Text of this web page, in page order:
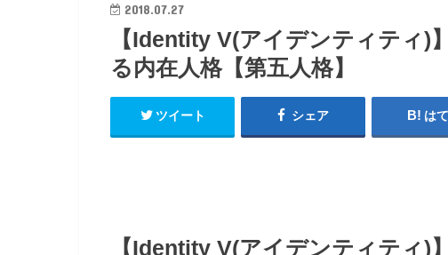
2018.07.27
【Identity V(アイデンティティ)
る内在人格【第五人格】
ツイート シェア は
【Identity V(アイデンティティ)